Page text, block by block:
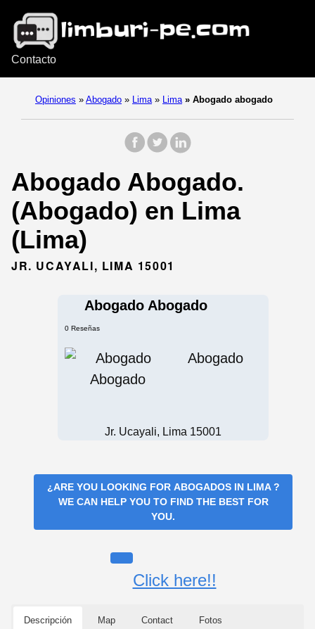
Contacto
Opiniones » Abogado » Lima » Lima » Abogado abogado
Abogado Abogado.
(Abogado) en Lima
(Lima)
JR. UCAYALI, LIMA 15001
Abogado Abogado
0 Reseñas
Abogado
Jr. Ucayali, Lima 15001
¿ARE YOU LOOKING FOR ABOGADOS IN LIMA?
WE CAN HELP YOU TO FIND THE BEST FOR
YOU.
Click here!!
Descripción Map Contact Fotos